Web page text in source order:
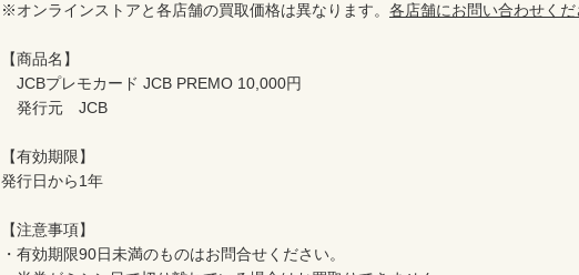
※オンラインストアと各店舗の買取価格は異なります。 各店舗にお問い合わせくだ
【商品名】
JCBプレモカード JCB PREMO 10,000円
発行元　JCB
【有効期限】
発行日から1年
【注意事項】
・有効期限90日未満のものはお問合せください。